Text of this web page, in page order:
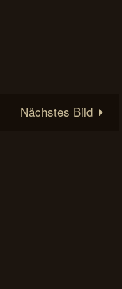
Nächstes Bild